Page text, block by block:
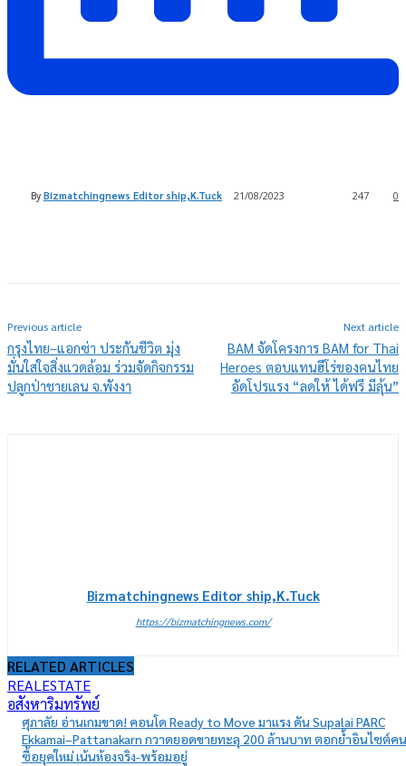
By Bizmatchingnews Editor ship,K.Tuck 21/08/2023 0
247
Previous article
กรุงไทย–แอกซ่า ประกันชีวิต มุ่ง
มั่นใส่ใจสิ่งแวดล้อม ร่วมจัดกิจกรรม
ปลูกป่าชายเลน จ.พังงา
Next article
BAM จัดโครงการ BAM for Thai
Heroes ตอบแทนฮีโร่ของคนไทย
อัดโปรแรง “ลดให้ ได้ฟรี มีลุ้น”
Bizmatchingnews Editor ship,K.Tuck
https://bizmatchingnews.com/
RELATED ARTICLES
REALESTATE
อสังหาริมทรัพย์
ศุภาลัย อ่านเกมขาด! คอนโด Ready to Move มาแรง ดัน Supalai PARC
Ekkamai–Pattanakarn กวาดยอดขายทะลุ 200 ล้านบาท ตอกย้ำอินไซต์คน
ซื้อยุคใหม่ เน้นห้องจริง-พร้อมอยู่